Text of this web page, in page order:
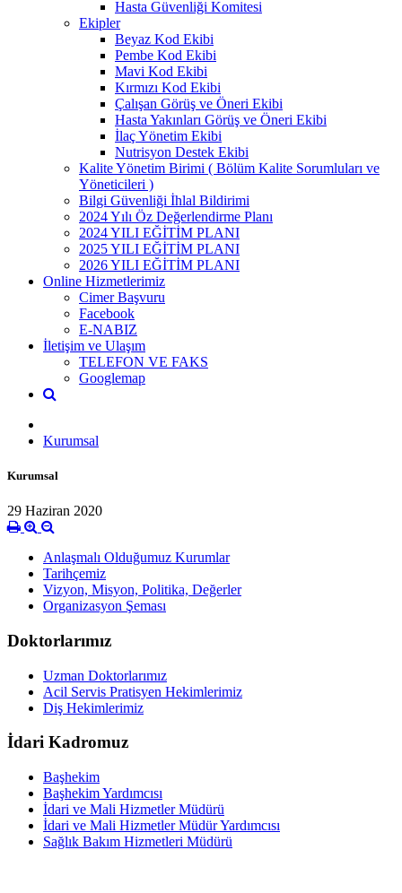
Hasta Güvenliği Komitesi
Ekipler
Beyaz Kod Ekibi
Pembe Kod Ekibi
Mavi Kod Ekibi
Kırmızı Kod Ekibi
Çalışan Görüş ve Öneri Ekibi
Hasta Yakınları Görüş ve Öneri Ekibi
İlaç Yönetim Ekibi
Nutrisyon Destek Ekibi
Kalite Yönetim Birimi ( Bölüm Kalite Sorumluları ve
Yöneticileri )
Bilgi Güvenliği İhlal Bildirimi
2024 Yılı Öz Değerlendirme Planı
2024 YILI EĞİTİM PLANI
2025 YILI EĞİTİM PLANI
2026 YILI EĞİTİM PLANI
Online Hizmetlerimiz
Cimer Başvuru
Facebook
E-NABIZ
İletişim ve Ulaşım
TELEFON VE FAKS
Googlemap
Kurumsal
Kurumsal
29 Haziran 2020
Anlaşmalı Olduğumuz Kurumlar
Tarihçemiz
Vizyon, Misyon, Politika, Değerler
Organizasyon Şeması
Doktorlarımız
Uzman Doktorlarımız
Acil Servis Pratisyen Hekimlerimiz
Diş Hekimlerimiz
İdari Kadromuz
Başhekim
Başhekim Yardımcısı
İdari ve Mali Hizmetler Müdürü
İdari ve Mali Hizmetler Müdür Yardımcısı
Sağlık Bakım Hizmetleri Müdürü